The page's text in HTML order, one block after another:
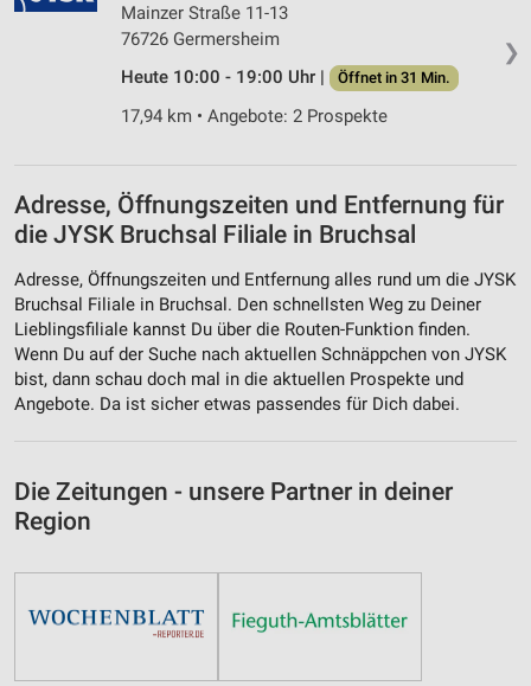
❯
Mainzer Straße 11-13
76726 Germersheim
Heute 10:00 - 19:00 Uhr |
Öffnet in 31 Min.
17,94 km • Angebote: 2 Prospekte
Adresse, Öffnungszeiten und Entfernung für
die JYSK Bruchsal Filiale in Bruchsal
Adresse, Öffnungszeiten und Entfernung alles rund um die JYSK
Bruchsal Filiale in Bruchsal. Den schnellsten Weg zu Deiner
Lieblingsfiliale kannst Du über die Routen-Funktion finden.
Wenn Du auf der Suche nach aktuellen Schnäppchen von JYSK
bist, dann schau doch mal in die aktuellen Prospekte und
Angebote. Da ist sicher etwas passendes für Dich dabei.
Die Zeitungen - unsere Partner in deiner
Region